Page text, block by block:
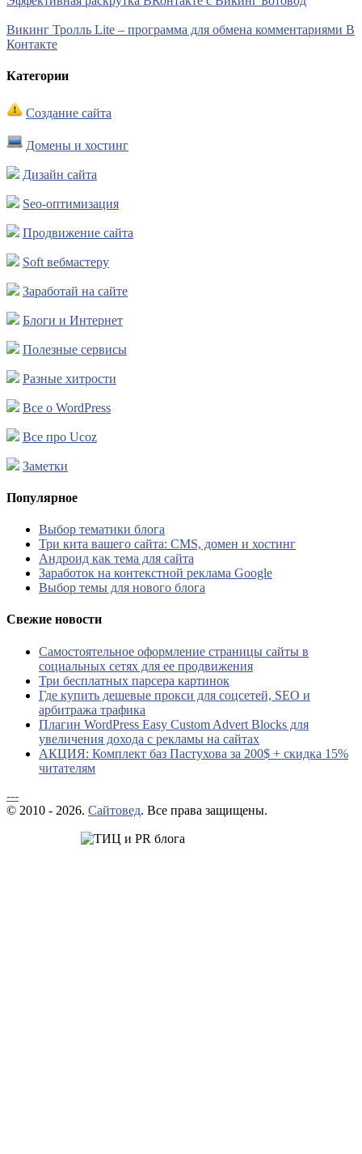
Викинг Тролль Lite – программа для обмена комментариями В
Контакте
Категории
Создание сайта
Домены и хостинг
Дизайн сайта
Seo-оптимизация
Продвижение сайта
Soft вебмастеру
Заработай на сайте
Блоги и Интернет
Полезные сервисы
Разные хитрости
Все о WordPress
Все про Ucoz
Заметки
Популярное
Выбор тематики блога
Три кита вашего сайта: CMS, домен и хостинг
Андроид как тема для сайта
Заработок на контекстной реклама Google
Выбор темы для нового блога
Свежие новости
Самостоятельное оформление страницы сайты в
социальных сетях для ее продвижения
Три бесплатных парсера картинок
Где купить дешевые прокси для соцсетей, SEO и
арбитража трафика
Плагин WordPress Easy Custom Advert Blocks для
увеличения дохода с рекламы на сайтах
АКЦИЯ: Комплект баз Пастухова за 200$ + скидка 15%
читателям
---
© 2010 - 2026. Сайтовед. Все права защищены.